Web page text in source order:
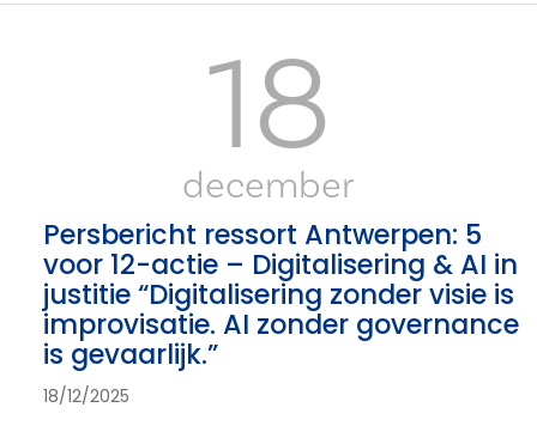
18
december
Persbericht ressort Antwerpen: 5
voor 12-actie – Digitalisering & AI in
justitie “Digitalisering zonder visie is
improvisatie. AI zonder governance
is gevaarlijk.”
18/12/2025